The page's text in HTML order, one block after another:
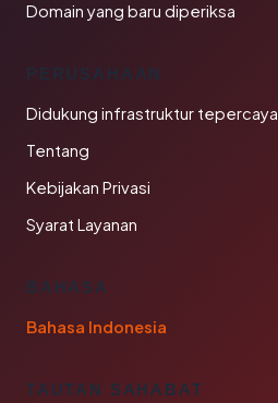
Domain yang baru diperiksa
PERUSAHAAN
Didukung infrastruktur tepercaya
Tentang
Kebijakan Privasi
Syarat Layanan
BAHASA
Bahasa Indonesia
TAUTAN SAHABAT